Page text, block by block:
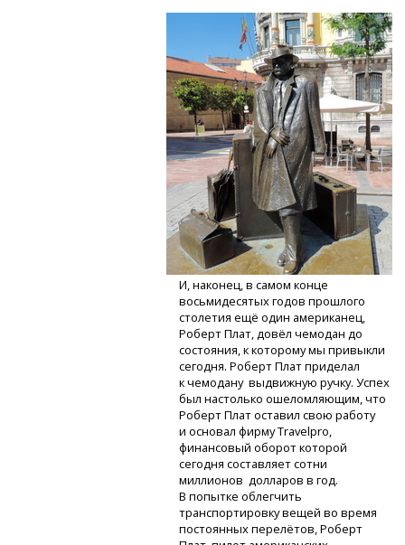
И, наконец, в самом конце
восьмидесятых годов прошлого
столетия ещё один американец,
Роберт Плат, довёл чемодан до
состояния, к которому мы привыкли
сегодня. Роберт Плат приделал
к чемодану выдвижную ручку. Успех
был настолько ошеломляющим, что
Роберт Плат оставил свою работу
и основал фирму Travelpro,
финансовый оборот которой
сегодня составляет сотни
миллионов долларов в год.
В попытке облегчить
транспортировку вещей во время
постоянных перелётов, Роберт